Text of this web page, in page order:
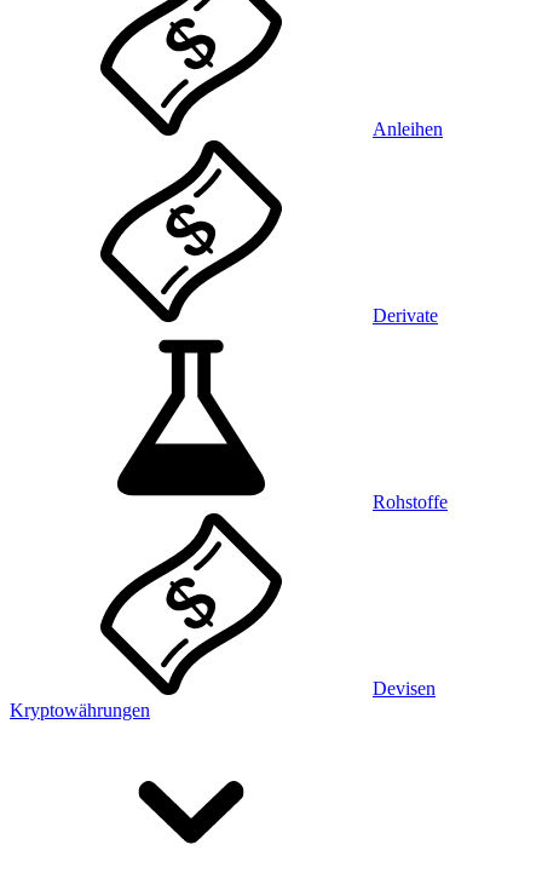
Anleihen
Derivate
Rohstoffe
Devisen
Kryptowährungen